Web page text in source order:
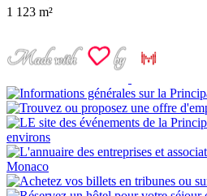
1 123 m²